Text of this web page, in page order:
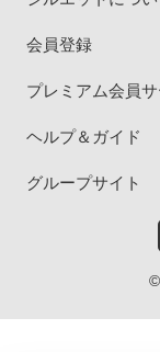
会員登録
プレミアム会員
ヘルプ＆ガイド
グループサイト